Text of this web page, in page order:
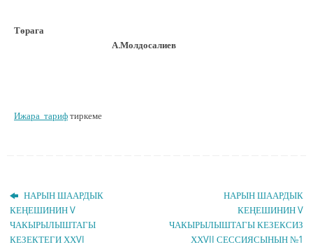
Төрага
А.Молдосалиев
Ижара_тарифтиркеме
НАРЫН ШААРДЫК
КЕҢЕШИНИН V
ЧАКЫРЫЛЫШТАГЫ
КЕЗЕКТЕГИ ХХVI
НАРЫН ШААРДЫК
КЕҢЕШИНИН V
ЧАКЫРЫЛЫШТАГЫ КЕЗЕКСИЗ
ХХVII СЕССИЯСЫНЫН №1